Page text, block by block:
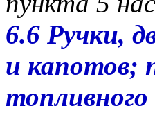
6.6 Ручки,
и капотов;
топливного